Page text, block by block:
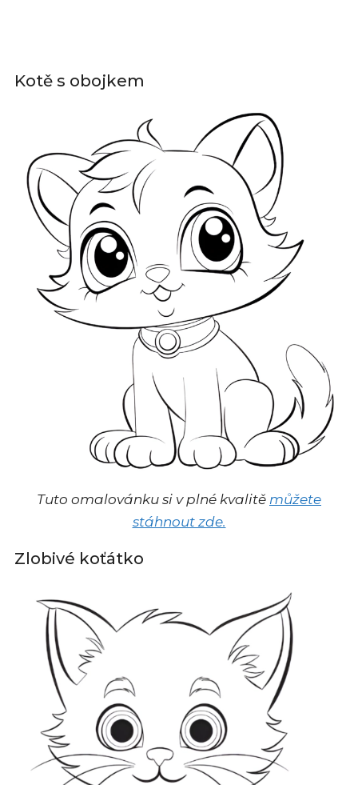
Kotě s obojkem
Tuto omalovánku si v plné kvalitě můžete
stáhnout zde.
Zlobivé koťátko